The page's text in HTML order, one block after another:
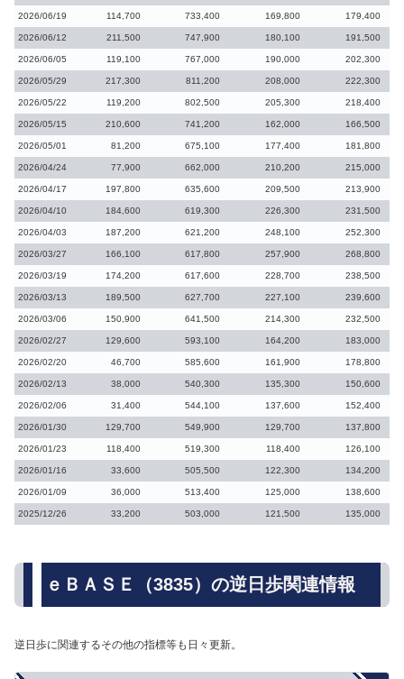
2026/06/19 114,700 733,400 169,800 179,400
2026/06/12 211,500 747,900 180,100 191,500
2026/06/05 119,100 767,000 190,000 202,300
2026/05/29 217,300 811,200 208,000 222,300
2026/05/22 119,200 802,500 205,300 218,400
2026/05/15 210,600 741,200 162,000 166,500
2026/05/01 81,200 675,100 177,400 181,800
2026/04/24 77,900 662,000 210,200 215,000
2026/04/17 197,800 635,600 209,500 213,900
2026/04/10 184,600 619,300 226,300 231,500
2026/04/03 187,200 621,200 248,100 252,300
2026/03/27 166,100 617,800 257,900 268,800
2026/03/19 174,200 617,600 228,700 238,500
2026/03/13 189,500 627,700 227,100 239,600
2026/03/06 150,900 641,500 214,300 232,500
2026/02/27 129,600 593,100 164,200 183,000
2026/02/20 46,700 585,600 161,900 178,800
2026/02/13 38,000 540,300 135,300 150,600
2026/02/06 31,400 544,100 137,600 152,400
2026/01/30 129,700 549,900 129,700 137,800
2026/01/23 118,400 519,300 118,400 126,100
2026/01/16 33,600 505,500 122,300 134,200
2026/01/09 36,000 513,400 125,000 138,600
2025/12/26 33,200 503,000 121,500 135,000
ｅＢＡＳＥ（3835）の逆日歩関連情報
逆日歩に関連するその他の指標等も日々更新。